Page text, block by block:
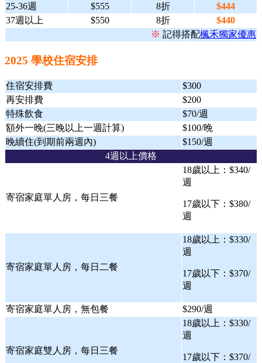
25-36週
$555 8折
$444
37週以上
$550 8折
$440
※ 記得搭配楓禾獨家優惠
2025 學校住宿安排
住宿安排費
$300
再安排費
$200
特殊飲食
$70/週
額外一晚(三晚以上一週計算)
$100/晚
晚續住(到期前兩週內)
$150/週
4週以上價格
寄宿家庭單人房，每日三餐
18歲以上：$340/
週
17歲以下：$380/
週
寄宿家庭單人房，每日二餐
18歲以上：$330/
週
17歲以下：$370/
週
寄宿家庭單人房，無包餐 $290/週
寄宿家庭雙人房，每日三餐
18歲以上：$330/
週
17歲以下：$370/